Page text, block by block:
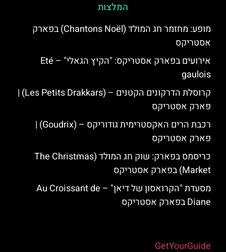
המלצות
מופע: מחזמר חג המולד (Chantons Noël) בפארק
אסטריקס
אירועים בפארק אסטריקס: "הקיץ הגאלי" – Eté
gaulois
קרוסלת הדרקונים הקטנים – (Les Petits Drakkars) |
פארק אסטריקס
רכבת הרים האקסטרימית גודוריקס – (Goudrix) |
פארק אסטריקס
כריסמס בפארק: שוק חג המולד (The Christmas
Market) בפארק אסטריקס
מסעדת "הקרואסון של דיאן" – Au Croissant de
Diane בפארק אסטריקס
GetYourGuide